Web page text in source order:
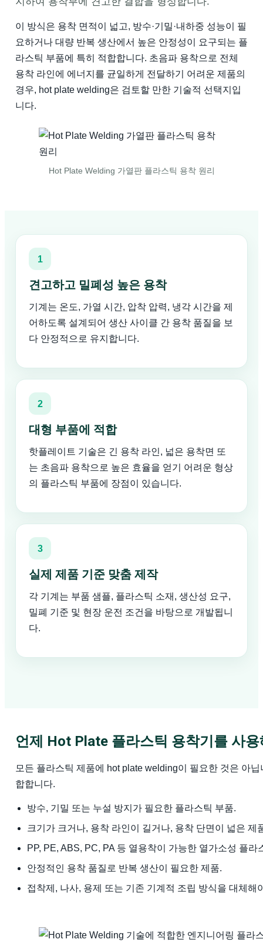
이 방식은 용착 면적이 넓고, 방수·기밀·내하중 성능이 필
요하거나 대량 반복 생산에서 높은 안정성이 요구되는 플
라스틱 부품에 특히 적합합니다. 초음파 용착으로 전체
용착 라인에 에너지를 균일하게 전달하기 어려운 제품의
경우, hot plate welding은 검토할 만한 기술적 선택지입
니다.
Hot Plate Welding 가열판 플라스틱 용착 원리
1
견고하고 밀폐성 높은 용착
기계는 온도, 가열 시간, 압착 압력, 냉각 시간을 제
어하도록 설계되어 생산 사이클 간 용착 품질을 보
다 안정적으로 유지합니다.
2
대형 부품에 적합
핫플레이트 기술은 긴 용착 라인, 넓은 용착면 또
는 초음파 용착으로 높은 효율을 얻기 어려운 형상
의 플라스틱 부품에 장점이 있습니다.
3
실제 제품 기준 맞춤 제작
각 기계는 부품 샘플, 플라스틱 소재, 생산성 요구,
밀폐 기준 및 현장 운전 조건을 바탕으로 개발됩니
다.
언제 Hot Plate 플라스틱 용착기를 사용
모든 플라스틱 제품에 hot plate welding이 필요한 것은 아
합합니다.
방수, 기밀 또는 누설 방지가 필요한 플라스틱 부품.
크기가 크거나, 용착 라인이 길거나, 용착 단면이 넓은 제
PP, PE, ABS, PC, PA 등 열용착이 가능한 열가소성 플라
안정적인 용착 품질로 반복 생산이 필요한 제품.
접착제, 나사, 용제 또는 기존 기계적 조립 방식을 대체해